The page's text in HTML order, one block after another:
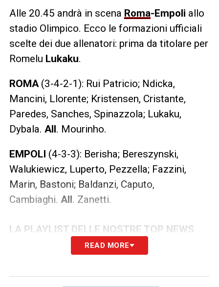
Alle 20.45 andrà in scena Roma-Empoli allo
stadio Olimpico. Ecco le formazioni ufficiali
scelte dei due allenatori: prima da titolare per
Romelu Lukaku.
ROMA (3-4-2-1): Rui Patricio; Ndicka,
Mancini, Llorente; Kristensen, Cristante,
Paredes, Sanches, Spinazzola; Lukaku,
Dybala. All. Mourinho.
EMPOLI (4-3-3): Berisha; Bereszynski,
Walukiewicz, Luperto, Pezzella; Fazzini,
Marin, Bastoni; Baldanzi, Caputo,
Cambiaghi. All. Zanetti.
LA PLAYLIST DELLE NOSTRE TOP NEWS
READ MORE